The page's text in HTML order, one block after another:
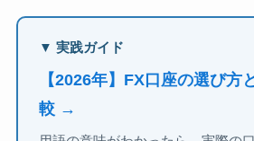
▼ 実践ガイド
【2026年】FX口座の選び方
較 →